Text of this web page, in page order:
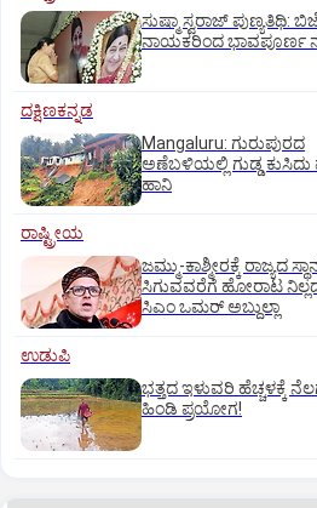
ಸುಷ್ಮಾ ಸ್ವರಾಜ್ ಪುಣ್ಯತಿಥಿ:
ನಾಯಕರಿಂದ ಭಾವಪೂರ್ಣ
ದಕ್ಷಿಣಕನ್ನಡ
Mangaluru: ಗುರುಪುರದ
ಅಣೆಬಳಿಯಲ್ಲಿ ಗುಡ್ಡ
ಹಾನಿ
ರಾಷ್ಟ್ರೀಯ
ಜಮ್ಮು-ಕಾಶ್ಮೀರಕ್ಕೆ ರಾಜ್ಯದ
ಸಿಗುವವರೆಗೆ ಹೋರಾಟ
ಸಿಎಂ ಒಮರ್ ಅಬ್ದುಲ್ಲಾ
ಉಡುಪಿ
ಭತ್ತದ ಇಳುವರಿ ಹೆಚ್ಚಳಕ್ಕೆ
ಹಿಂಡಿ ಪ್ರಯೋಗ!